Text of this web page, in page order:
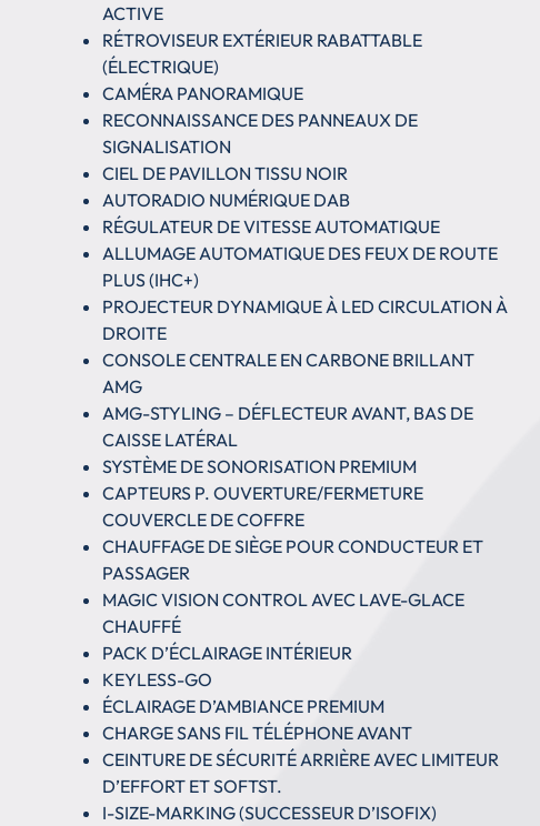
ACTIVE
RÉTROVISEUR EXTÉRIEUR RABATTABLE
(ÉLECTRIQUE)
CAMÉRA PANORAMIQUE
RECONNAISSANCE DES PANNEAUX DE
SIGNALISATION
CIEL DE PAVILLON TISSU NOIR
AUTORADIO NUMÉRIQUE DAB
RÉGULATEUR DE VITESSE AUTOMATIQUE
ALLUMAGE AUTOMATIQUE DES FEUX DE ROUTE
PLUS (IHC+)
PROJECTEUR DYNAMIQUE À LED CIRCULATION À
DROITE
CONSOLE CENTRALE EN CARBONE BRILLANT
AMG
AMG-STYLING – DÉFLECTEUR AVANT, BAS DE
CAISSE LATÉRAL
SYSTÈME DE SONORISATION PREMIUM
CAPTEURS P. OUVERTURE/FERMETURE
COUVERCLE DE COFFRE
CHAUFFAGE DE SIÈGE POUR CONDUCTEUR ET
PASSAGER
MAGIC VISION CONTROL AVEC LAVE-GLACE
CHAUFFÉ
PACK D’ÉCLAIRAGE INTÉRIEUR
KEYLESS-GO
ÉCLAIRAGE D’AMBIANCE PREMIUM
CHARGE SANS FIL TÉLÉPHONE AVANT
CEINTURE DE SÉCURITÉ ARRIÈRE AVEC LIMITEUR
D’EFFORT ET SOFTST.
I-SIZE-MARKING (SUCCESSEUR D’ISOFIX)